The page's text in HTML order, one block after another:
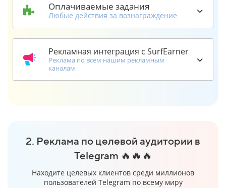
Оплачиваемые задания
Любые действия за вознаграждение
Рекламная интеграция с SurfEarner
Реклама по всем нашим рекламным
каналам
2. Реклама по целевой аудитории в
Telegram 🔥🔥🔥
Находите целевых клиентов среди миллионов
пользователей Telegram по всему миру